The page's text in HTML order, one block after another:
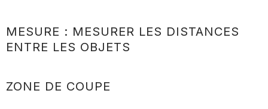
MESURE : MESURER LES DISTANCES
ENTRE LES OBJETS
ZONE DE COUPE